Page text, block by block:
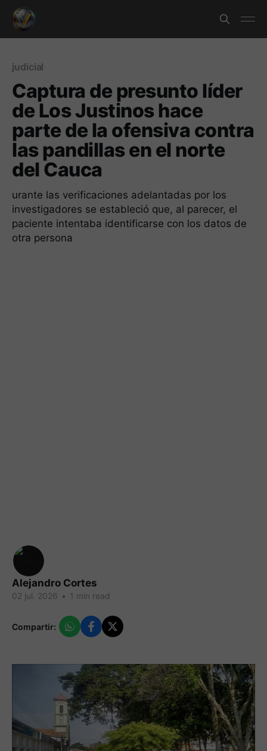
judicial
Captura de presunto líder
de Los Justinos hace
parte de la ofensiva contra
las pandillas en el norte
del Cauca
urante las verificaciones adelantadas por los
investigadores se estableció que, al parecer, el
paciente intentaba identificarse con los datos de
otra persona
Alejandro Cortes
02 jul. 2026 • 1 min read
Compartir: